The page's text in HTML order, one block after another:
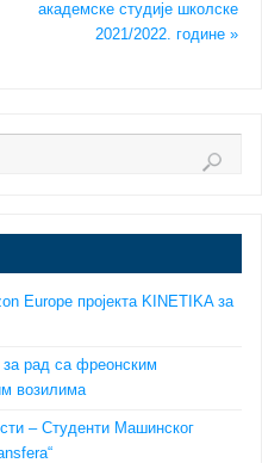
академске студије школске
2021/2022. године»
Europe пројекта KINETIKA за
рад са фреонским
возилима
– Студенти Машинског